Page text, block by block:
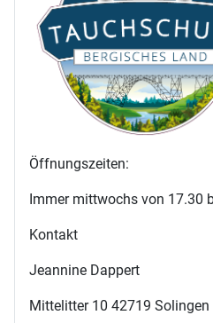
Öffnungszeiten:
Immer mittwochs von 17.30
Kontakt
Jeannine Dappert
Mittelitter 10 42719 Solingen